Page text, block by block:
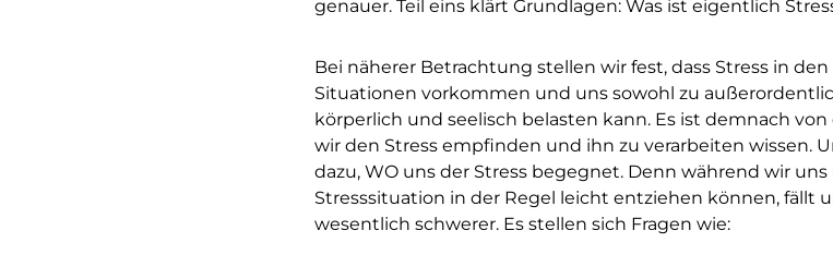
genauer. Teil eins klärt Grundlagen: Was ist eigentlich
Bei näherer Betrachtung stellen wir fest, dass Stress in
Situationen vorkommen und uns sowohl zu
körperlich und seelisch belasten kann. Es ist demnach
wir den Stress empfinden und ihn zu verarbeiten wissen.
dazu, WO uns der Stress begegnet. Denn während wir
Stresssituation in der Regel leicht entziehen können, fällt
wesentlich schwerer. Es stellen sich Fragen wie: